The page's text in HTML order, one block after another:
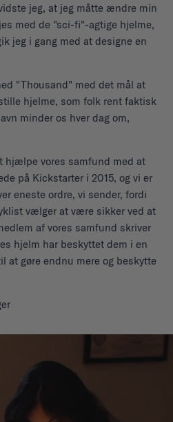
jeg, at jeg måtte ændre min
med de "sci-fi"-agtige hjelme,
jeg i gang med at designe en
"Thousand" med det mål at
hjelme, som folk rent faktisk
minder os hver dag om,
hjælpe vores samfund med at
på Kickstarter i 2015, og vi er
eneste ordre, vi sender, fordi
vælger at være sikker ved at
af vores samfund skriver
hjelm har beskyttet dem i en
at gøre endnu mere og beskytte